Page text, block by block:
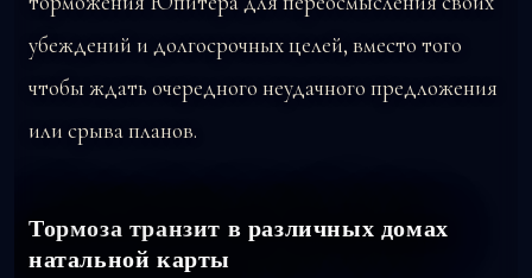
убеждений и долгосрочных целей, вместо того
чтобы ждать очередного неудачного предложения
или срыва планов.
Тормоза транзит в различных домах
натальной карты